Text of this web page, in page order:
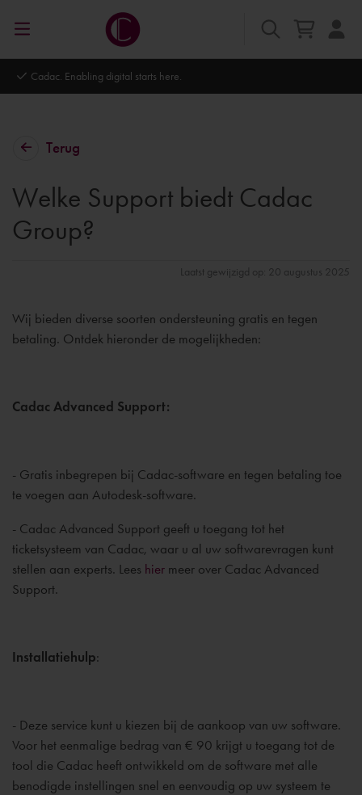
Autodesk Platinum Partner
Terug
Welke Support biedt Cadac
Group?
Laatst gewijzigd op: 20 augustus 2025
Wij bieden diverse soorten ondersteuning gratis en tegen
betaling. Ontdek hieronder de mogelijkheden:
Cadac Advanced Support:
- Gratis inbegrepen bij Cadac-software en tegen betaling toe
te voegen aan Autodesk-software.
- Cadac Advanced Support geeft u toegang tot het
ticketsysteem van Cadac, waar u al uw softwarevragen kunt
stellen aan experts. Lees hier meer over Cadac Advanced
Support.
Installatiehulp:
- Deze service kunt u kiezen bij de aankoop van uw software.
Voor het eenmalige bedrag van € 90 krijgt u toegang tot de
tool die Cadac heeft ontwikkeld om de software met alle
benodigde instellingen snel en eenvoudig op uw systeem te